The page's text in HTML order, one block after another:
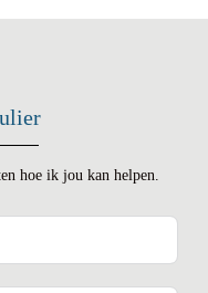
hoe ik jou kan helpen.